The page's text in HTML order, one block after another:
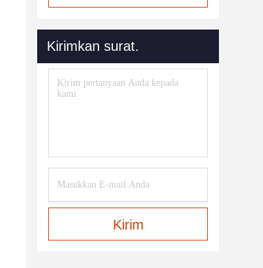
Kirimkan surat.
Kirim